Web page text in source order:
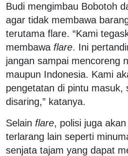
Budi mengimbau Bobotoh
agar tidak membawa
terutama flare. “Kami
membawa flare. Ini
jangan sampai mencoreng
maupun Indonesia. Kami
pengetatan di pintu masuk,
disaring,” katanya.
Selain flare, polisi juga
terlarang lain seperti
senjata tajam yang dapat